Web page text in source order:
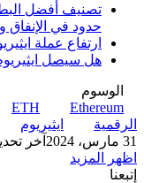
تصنيف أفضل
حدود في الإنفاق
ارتفاع عملة ايثيريوم فوق 4,000 دولار
هل سيصل ايثيريوم إلى 4000
الوسوم
ETH
Ethereum
الرقمية
ايثيريوم
31 مارس، 2024
آخر تحديث: 31
اظهر المزيد
إتبعنا